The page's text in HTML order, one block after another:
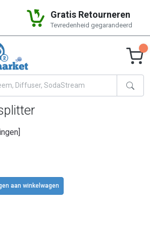
Gratis Retourneren
Tevredenheid gegarandeerd
aan winkelwagen